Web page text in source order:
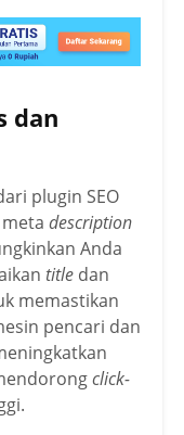
dan
plugin SEO
description
Anda
title dan
memastikan
pencari dan
click-